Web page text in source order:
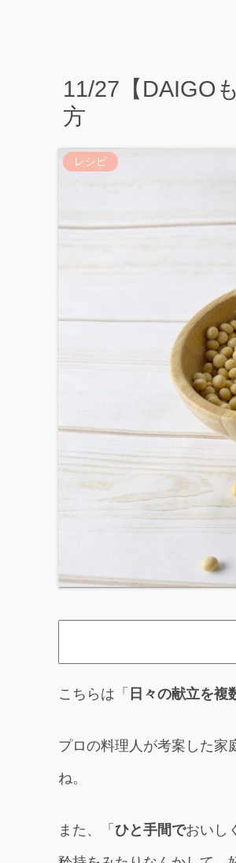
11/27【DAIGO
方
レシピ
こちらは「 日々の献立を複
プロの料理人が考案した家
ね。
また、「 ひと手間でおいし